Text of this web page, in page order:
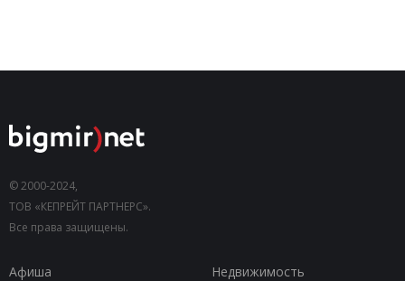
© 2000-2024,
ТОВ «КЕПРЕЙТ ПАРТНЕРС».
Все права защищены.
Афиша
Недвижимость